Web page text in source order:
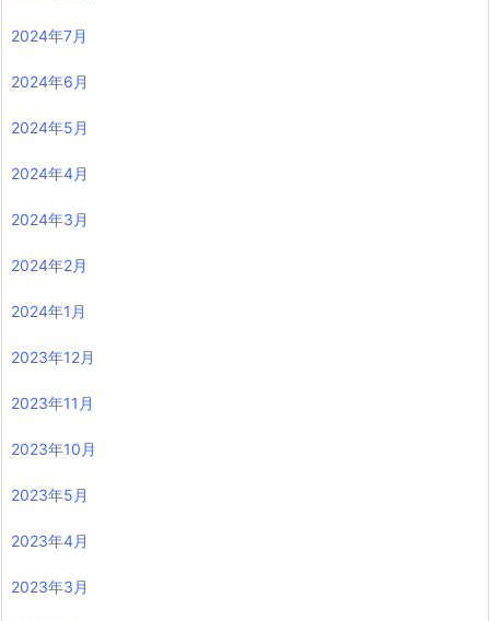
2024年7月
2024年6月
2024年5月
2024年4月
2024年3月
2024年2月
2024年1月
2023年12月
2023年11月
2023年10月
2023年5月
2023年4月
2023年3月